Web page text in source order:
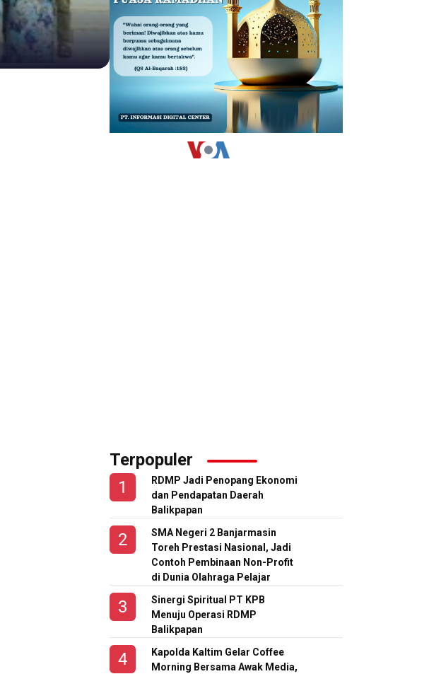
Terpopuler
RDMP Jadi Penopang Ekonomi
dan Pendapatan Daerah
Balikpapan
SMA Negeri 2 Banjarmasin
Toreh Prestasi Nasional, Jadi
Contoh Pembinaan Non-Profit
di Dunia Olahraga Pelajar
Sinergi Spiritual PT KPB
Menuju Operasi RDMP
Balikpapan
Kapolda Kaltim Gelar Coffee
Morning Bersama Awak Media,